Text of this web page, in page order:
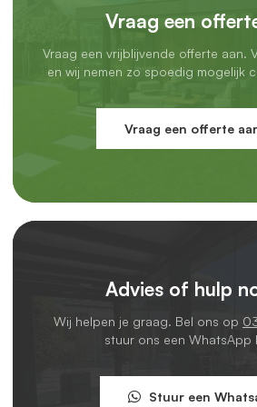
Professionele montage incl.
Laat je het monteren liever aan een
gebruikmaken van onze
bij je langs om alles
Daarna plannen we een
montageservice maar één keer. Wel
Voordelen van een glazen
Vraag een
Vraag een vrijblijvende offerte aan.
en wij nemen zo spoedig mogelijk
Vraag een offerte
Advies of hulp
Wij helpen je graag. Bel ons op
stuur ons een WhatsApp
Stuur een